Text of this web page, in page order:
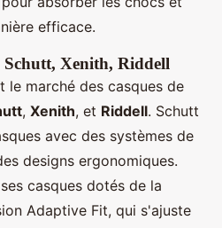
efficace.
Xenith, Riddell
le marché des casques de
, Xenith, et Riddell. Schutt
avec des systèmes de
designs ergonomiques.
casques dotés de la
Adaptive Fit, qui s'ajuste